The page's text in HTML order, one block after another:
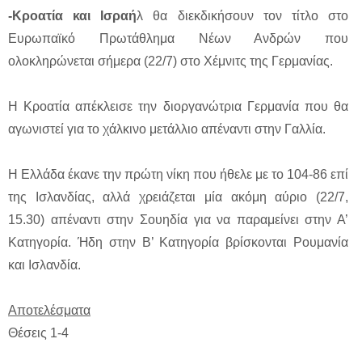
-Κροατία και Ισραήλ θα διεκδικήσουν τον τίτλο στο
Ευρωπαϊκό Πρωτάθλημα Νέων Ανδρών που
ολοκληρώνεται σήμερα (22/7) στο Χέμνιτς της Γερμανίας.
Η Κροατία απέκλεισε την διοργανώτρια Γερμανία που θα
αγωνιστεί για το χάλκινο μετάλλιο απέναντι στην Γαλλία.
Η Ελλάδα έκανε την πρώτη νίκη που ήθελε με το 104-86 επί
της Ισλανδίας, αλλά χρειάζεται μία ακόμη αύριο (22/7,
15.30) απέναντι στην Σουηδία για να παραμείνει στην Α’
Κατηγορία. Ήδη στην Β’ Κατηγορία βρίσκονται Ρουμανία
και Ισλανδία.
Αποτελέσματα
Θέσεις 1-4